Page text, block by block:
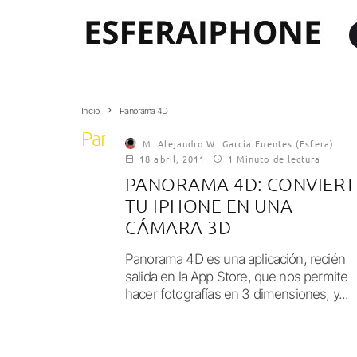
Inicio Panorama 4D
Panorama 4DM. Alejandro W. García Fuentes (Esfera)
18 abril, 2011
1 Minuto de lectura
PANORAMA 4D:
TU IPHONE EN UNA
CÁMARA 3D
Panorama 4D es una aplicación, recién
salida en la App Store, que nos permite
hacer fotografías en 3 dimensiones, y...